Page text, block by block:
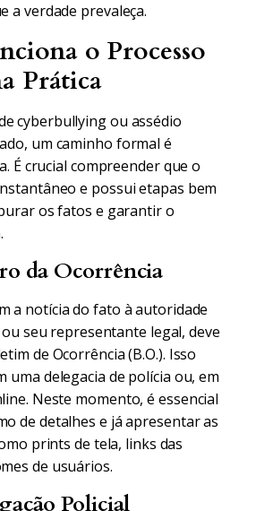
a verdade prevaleça.
o Processo
Prática
cyberbullying ou assédio
um caminho formal é
É crucial compreender que o
e possui etapas bem
os fatos e garantir o
da Ocorrência
a notícia do fato à autoridade
seu representante legal, deve
de Ocorrência (B.O.). Isso
uma delegacia de polícia ou, em
Neste momento, é essencial
de detalhes e já apresentar as
prints de tela, links das
de usuários.
Policial